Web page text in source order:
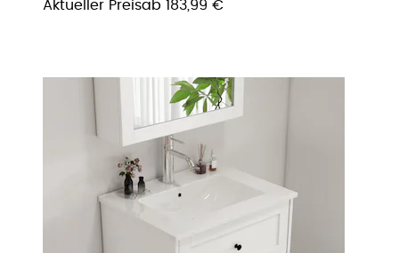
Aktueller Preisab 183,99 €